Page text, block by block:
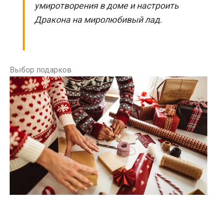
умиротворения в доме и настроить
Дракона на миролюбивый лад.
Выбор подарков